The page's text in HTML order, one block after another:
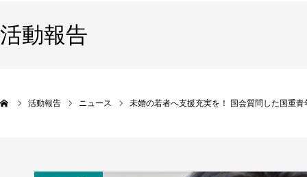
活動報告
活動報告 ニュース 未婚の若者へ支援充実を！ 国会質問した国重青